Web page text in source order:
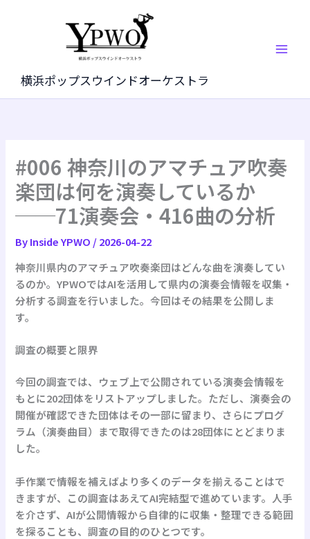
横浜ポップスウインドオーケストラ
#006 神奈川のアマチュア吹奏
楽団は何を演奏しているか
──71演奏会・416曲の分析
ByInside YPWO /2026-04-22
神奈川県内のアマチュア吹奏楽団はどんな曲を演奏してい
るのか。YPWOではAIを活用して県内の演奏会情報を収集・
分析する調査を行いました。今回はその結果を公開しま
す。
調査の概要と限界
今回の調査では、ウェブ上で公開されている演奏会情報を
もとに202団体をリストアップしました。ただし、演奏会の
開催が確認できた団体はその一部に留まり、さらにプログ
ラム（演奏曲目）まで取得できたのは28団体にとどまりま
した。
手作業で情報を補えばより多くのデータを揃えることはで
きますが、この調査はあえてAI完結型で進めています。人手
を介さず、AIが公開情報から自律的に収集・整理できる範囲
を探ることも、調査の目的のひとつです。